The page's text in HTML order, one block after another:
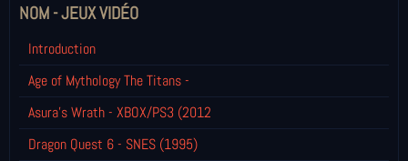
NOM - JEUX VIDÉO
Introduction
Age of Mythology The Titans -
Asura's Wrath - XBOX/PS3 (2012
Dragon Quest 6 - SNES (1995)